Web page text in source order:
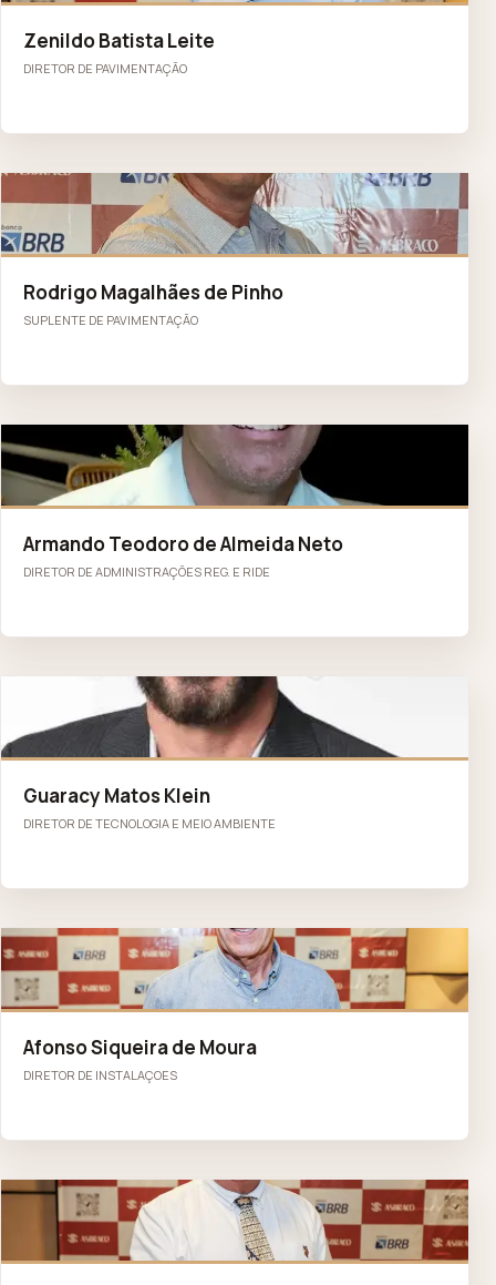
Zenildo Batista Leite
DIRETOR DE PAVIMENTAÇÃO
RM
Rodrigo Magalhães de Pinho
SUPLENTE DE PAVIMENTAÇÃO
AT
Armando Teodoro de Almeida Neto
DIRETOR DE ADMINISTRAÇÕES REG. E RIDE
GM
Guaracy Matos Klein
DIRETOR DE TECNOLOGIA E MEIO AMBIENTE
AS
Afonso Siqueira de Moura
DIRETOR DE INSTALAÇOES
LG